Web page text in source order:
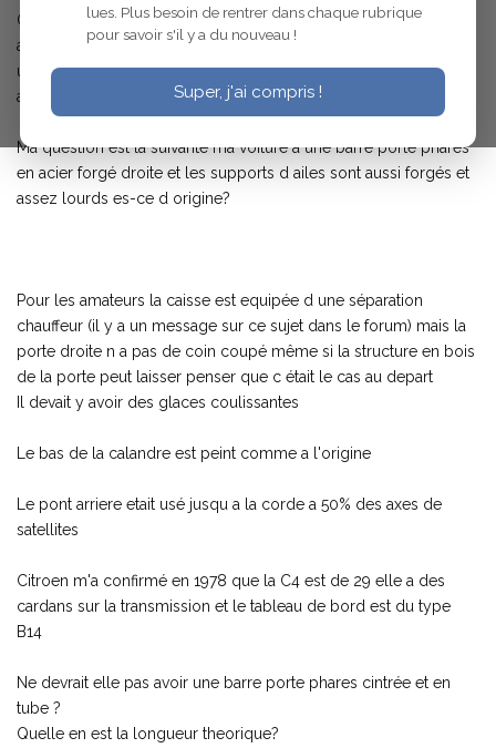
lues. Plus besoin de rentrer dans chaque rubrique
pour savoir s'il y a du nouveau !
Super, j'ai compris !
Quand je l ai achetée en 1977 elle etait équipée d une aile
adaptée par un carossier habile je l ai remplacée a l'époque par
une aile d'origine et une calandre de rosalie qui lui donnait une
allure "moderne" remplacée elle aussi.
Ma question est la suivante ma voiture a une barre porte phares
en acier forgé droite et les supports d ailes sont aussi forgés et
assez lourds es-ce d origine?
Pour les amateurs la caisse est equipée d une séparation
chauffeur (il y a un message sur ce sujet dans le forum) mais la
porte droite n a pas de coin coupé même si la structure en bois
de la porte peut laisser penser que c était le cas au depart
Il devait y avoir des glaces coulissantes
Le bas de la calandre est peint comme a l'origine
Le pont arriere etait usé jusqu a la corde a 50% des axes de
satellites
Citroen m'a confirmé en 1978 que la C4 est de 29 elle a des
cardans sur la transmission et le tableau de bord est du type
B14
Ne devrait elle pas avoir une barre porte phares cintrée et en
tube ?
Quelle en est la longueur theorique?